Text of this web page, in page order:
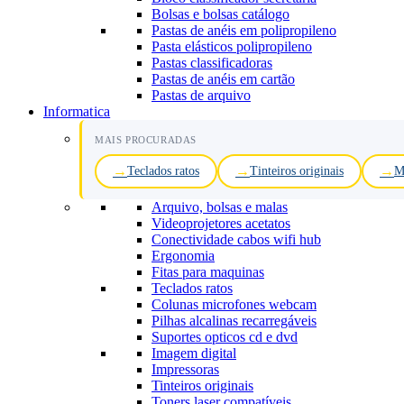
Bolsas e bolsas catálogo
Pastas de anéis em polipropileno
Pasta elásticos polipropileno
Pastas classificadoras
Pastas de anéis em cartão
Pastas de arquivo
Informatica
MAIS PROCURADAS
Teclados ratos Tinteiros originais
Arquivo, bolsas e malas
Videoprojetores acetatos
Conectividade cabos wifi hub
Ergonomia
Fitas para maquinas
Teclados ratos
Colunas microfones webcam
Pilhas alcalinas recarregáveis
Suportes opticos cd e dvd
Imagem digital
Impressoras
Tinteiros originais